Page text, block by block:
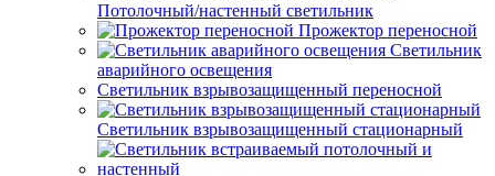
Потолочный/настенный светильник
Прожектор переносной
Светильник
аварийного освещения
Светильник взрывозащищенный переносной
Светильник взрывозащищенный стационарный